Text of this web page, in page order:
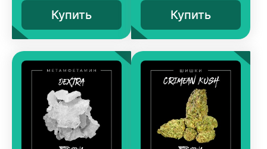
Купить Купить